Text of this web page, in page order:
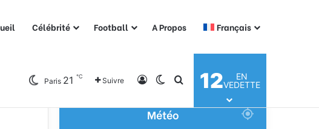
Célébrité Football A Propos Français
Paris 21 ℃ Suivre ConnexionSwitch skin
Rechercher
12
EN
VEDETTE
Météo